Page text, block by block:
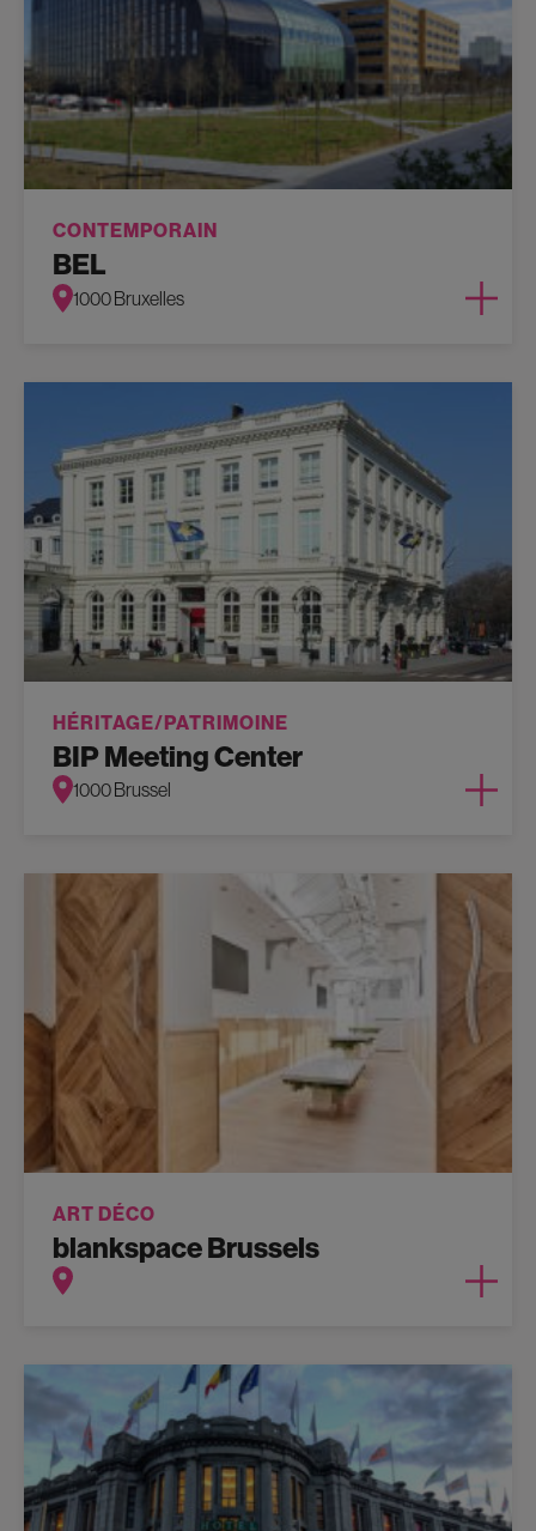
CONTEMPORAIN
BEL
1000 Bruxelles
HÉRITAGE/PATRIMOINE
BIP Meeting Center
1000 Brussel
ART DÉCO
blankspace Brussels